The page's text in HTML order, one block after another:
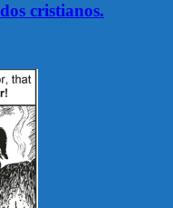
cristianos.